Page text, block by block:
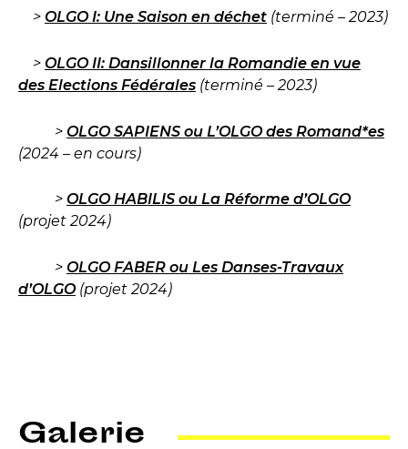
> OLGO I: Une Saison en déchet (terminé – 2023)
> OLGO II: Dansillonner la Romandie en vue
des Elections Fédérales (terminé – 2023)
> OLGO SAPIENS ou L’OLGO des Romand*es
(2024 – en cours)
> OLGO HABILIS ou La Réforme d’OLGO
(projet 2024)
> OLGO FABER ou Les Danses-Travaux
d’OLGO (projet 2024)
Galerie